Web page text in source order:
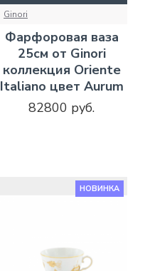
Ginori
Фарфоровая ваза
25см от Ginori
коллекция Oriente
Italiano цвет Aurum
82800 руб.
НОВИНКА